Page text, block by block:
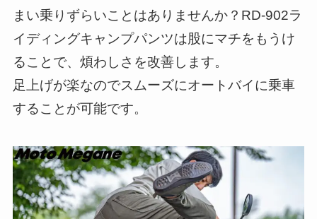
まい乗りずらいことはありませんか？RD-902ラ
イディングキャンプパンツは股にマチをもうけ
ることで、煩わしさを改善します。
足上げが楽なのでスムーズにオートバイに乗車
することが可能です。